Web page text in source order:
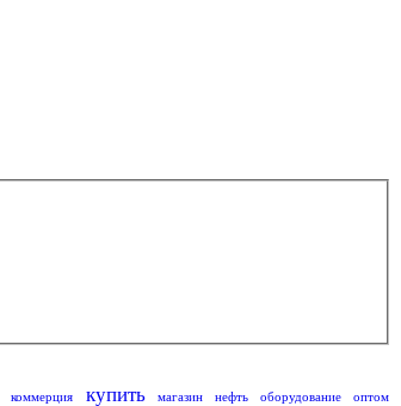
коммерция купить магазин нефть оборудование оптом